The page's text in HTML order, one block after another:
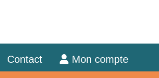
Contact Mon compte